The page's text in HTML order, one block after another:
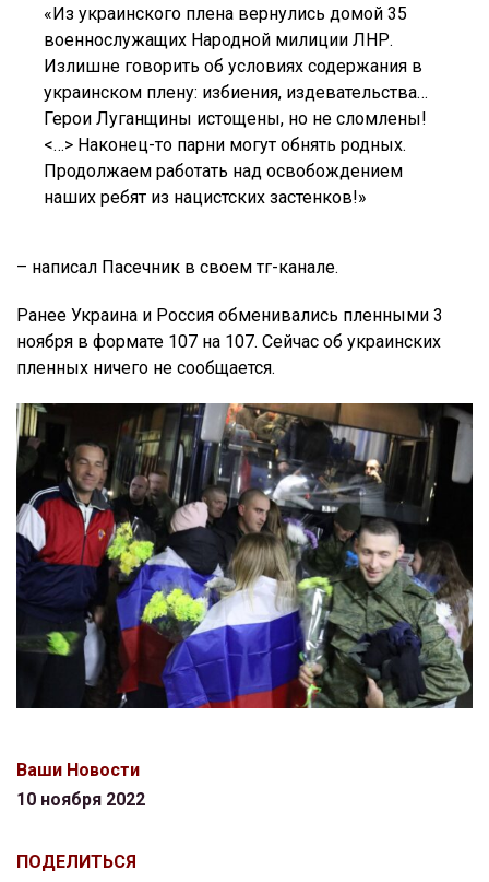
«Из украинского плена вернулись домой 35
военнослужащих Народной милиции ЛНР.
Излишне говорить об условиях содержания в
украинском плену: избиения, издевательства…
Герои Луганщины истощены, но не сломлены!
<…> Наконец-то парни могут обнять родных.
Продолжаем работать над освобождением
наших ребят из нацистских застенков!»
– написал Пасечник в своем тг-канале.
Ранее Украина и Россия обменивались пленными 3
ноября в формате 107 на 107. Сейчас об украинских
пленных ничего не сообщается.
Ваши Новости
10 ноября 2022
ПОДЕЛИТЬСЯ